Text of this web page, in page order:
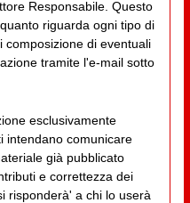
Responsabile. Questo
riguarda ogni tipo di
composizione di eventuali
tramite l'e-mail sotto
esclusivamente
intendano comunicare
già pubblicato
e correttezza dei
risponderà' a chi lo userà